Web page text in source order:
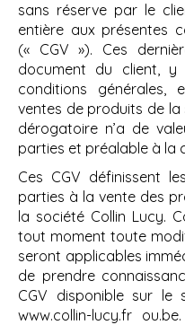
sans réserve par le
entière aux présentes
(« CGV »). Ces
document du client, y
conditions générales,
ventes de produits de la
dérogatoire n’a de
parties et préalable à la
Ces CGV définissent
parties à la vente des
la société Collin Lucy.
tout moment toute
seront applicables
de prendre
CGV disponible sur le
www.collin-lucy.fr